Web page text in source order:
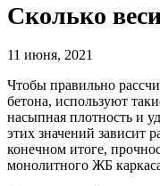
Сколько
11 июня, 2021
Чтобы правильно
бетона, используют
насыпная плотность и
этих значений зависит
конечном итоге,
монолитного ЖБ